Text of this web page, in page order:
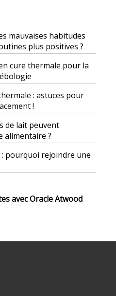
mauvaises habitudes
plus positives ?
cure thermale pour la
: astuces pour
!
de lait peuvent
alimentaire ?
pourquoi rejoindre une
avec Oracle Atwood